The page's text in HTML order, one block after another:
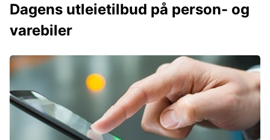
Dagens utleietilbud på person- og
varebiler